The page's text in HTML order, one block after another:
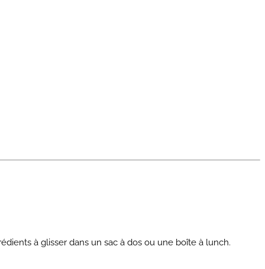
à glisser dans un sac à dos ou une boîte à lunch.